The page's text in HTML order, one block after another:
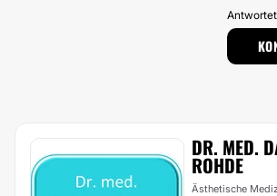
DR. MED.
ROHDE
Ästhetische